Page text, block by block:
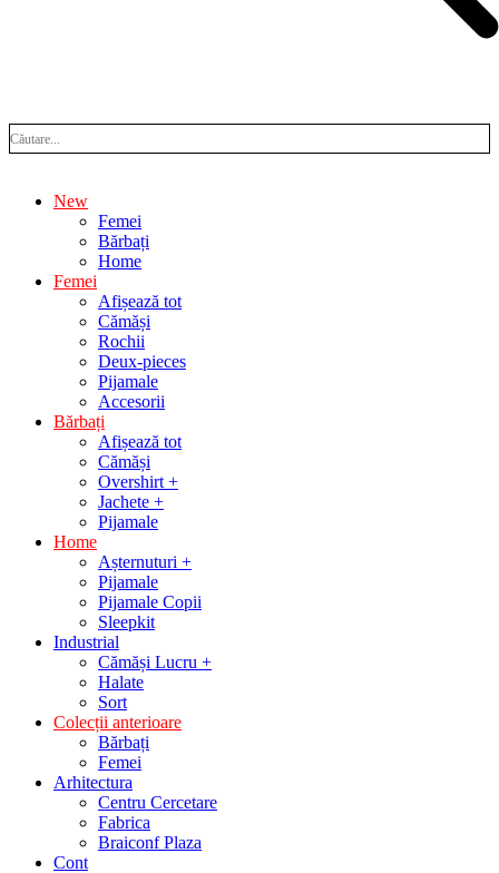
New
Femei
Bărbați
Home
Femei
Afișează tot
Cămăși
Rochii
Deux-pieces
Pijamale
Accesorii
Bărbați
Afișează tot
Cămăși
Overshirt +
Jachete +
Pijamale
Home
Așternuturi +
Pijamale
Pijamale Copii
Sleepkit
Industrial
Cămăși Lucru +
Halate
Sort
Colecții anterioare
Bărbați
Femei
Arhitectura
Centru Cercetare
Fabrica
Braiconf Plaza
Cont